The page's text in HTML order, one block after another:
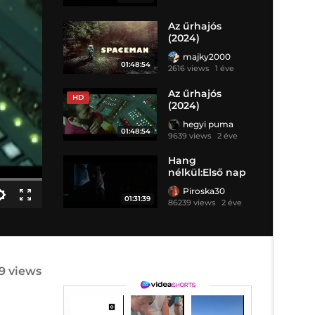
01:48:54
Az űrhajós
(2024)
majky2000
2616 views 1 éve
HD
01:48:54
Az űrhajós
(2024)
hegyi puma
9639 views 2 éve
01:31:39
Hang
nélkül:Első nap
(2024)
Piroska30
86239 views 2 éve
views